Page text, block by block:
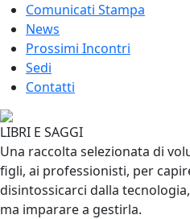
Comunicati Stampa
News
Prossimi Incontri
Sedi
Contatti
LIBRI E SAGGI
Una raccolta selezionata di
figli, ai professionisti, per
disintossicarci dalla
ma imparare a gestirla.